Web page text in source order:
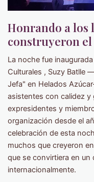
Honrando a los
construyeron
La noche fue
Culturales , Suzy Batlle
Jefa" en Helados
asistentes con calidez y
expresidentes y
organización desde el
celebración de esta
muchos que creyeron
que se convirtiera en
internacionalmente.